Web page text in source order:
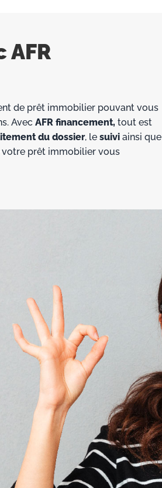
de prêt immobilier pouvant vous
Avec AFR financement, tout est
du dossier, le suivi ainsi que
votre prêt immobilier vous